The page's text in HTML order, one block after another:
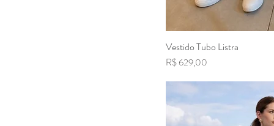
Vestido Tubo Listra
Preço
R$ 629,00